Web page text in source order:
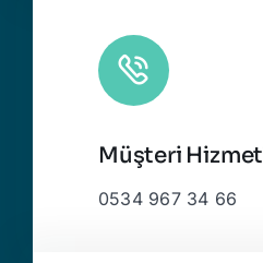
Müşteri
0534 967 34 66